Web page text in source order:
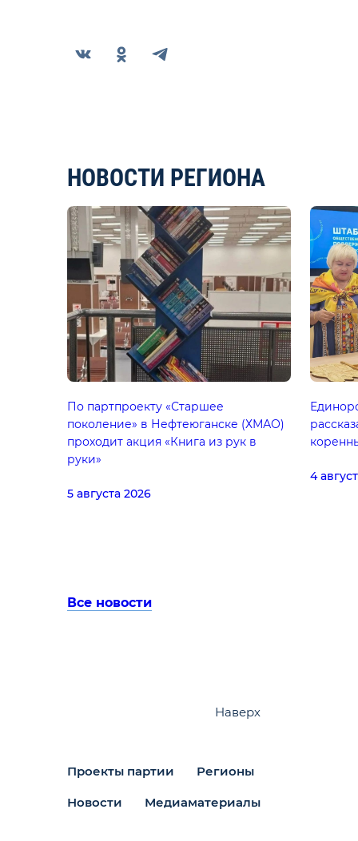
НОВОСТИ РЕГИОНА
По партпроекту «Старшее
поколение» в Нефтеюганске (ХМАО)
проходит акция «Книга из рук в
руки»
5 августа 2026
4
Все новости
Проекты партии Регионы
Новости Медиаматериалы
Наверх